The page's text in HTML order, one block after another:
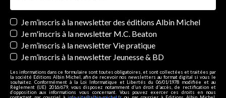
Newsletters
Je m’inscris à la newsletter des éditions Albin Michel
Je m'inscris à la newsletter M.C. Beaton
Je m’inscris à la newsletter Vie pratique
Je m’inscris à la newsletter Jeunesse & BD
Les informations dans ce formulaire sont toutes obligatoires, et sont collectées et traitées par
la société Editions Albin Michel, afin de recevoir nos newsletters au format digital si vous le
souhaitez. Conformément à la Loi Informatique et Libertés du 06/01/1978 modifiée et au
Règlement (UE) 2016/679, vous disposez notamment d'un droit d'accès, de rectification et
d’opposition aux informations vous concernant. Vous pouvez exercer ces droits en nous